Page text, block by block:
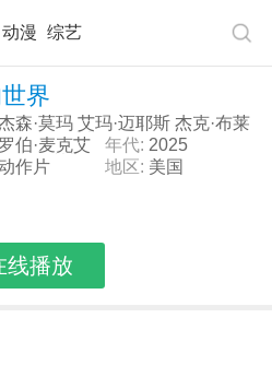
动漫 综艺
界
森·莫玛 艾玛·迈耶斯 杰克·布莱
尔·布鲁克斯
罗伯·麦克艾
瑞德·赫斯
年代: 2025
作片 地区: 美国
线播放